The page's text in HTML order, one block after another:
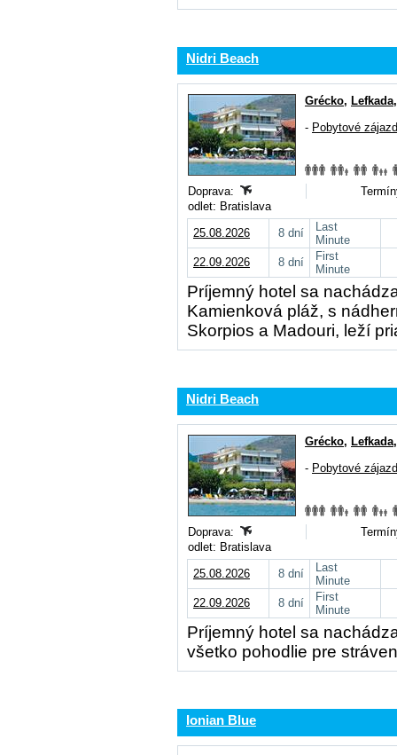
Nidri Beach
Grécko, Lefkada
- Pobytové
Doprava:
odlet: Bratislava
25.08.2026
8 dní
Last
Minute
22.09.2026
8 dní
First
Minute
Príjemný hotel sa
Kamienková pláž, s
Skorpios a Madouri, leží
Nidri Beach
Grécko, Lefkada
- Pobytové
Doprava:
odlet: Bratislava
25.08.2026
8 dní
Last
Minute
22.09.2026
8 dní
First
Minute
Príjemný hotel sa
všetko pohodlie pre
Ionian Blue